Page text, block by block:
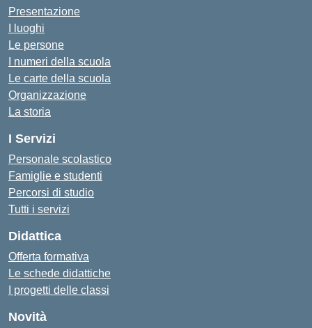
Presentazione
I luoghi
Le persone
I numeri della scuola
Le carte della scuola
Organizzazione
La storia
I Servizi
Personale scolastico
Famiglie e studenti
Percorsi di studio
Tutti i servizi
Didattica
Offerta formativa
Le schede didattiche
I progetti delle classi
Novità